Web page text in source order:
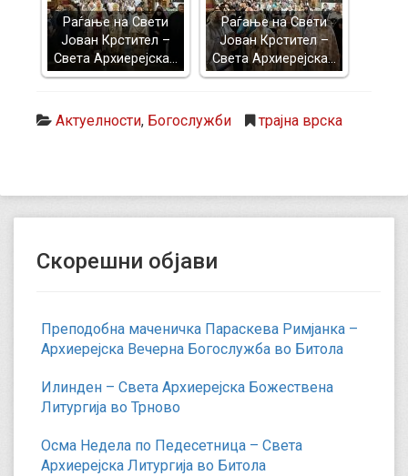
Раѓање на Свети
Јован Крстител –
Света Архиерејска…
Раѓање на Свети
Јован Крстител –
Света Архиерејска…
Актуелности, Богослужби трајна врска
Скорешни објави
Преподобна маченичка Параскева Римјанка –
Архиерејска Вечерна Богослужба во Битола
Илинден – Света Архиерејска Божествена
Литургија во Трново
Осма Недела по Педесетница – Света
Архиерејска Литургија во Битола